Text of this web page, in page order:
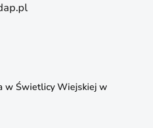
w Świetlicy Wiejskiej w